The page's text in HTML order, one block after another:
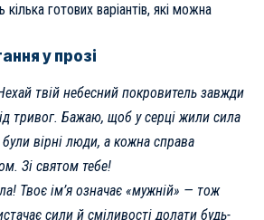
готових варіантів, які можна
у прозі
твій небесний покровитель завжди
тривог. Бажаю, щоб у серці жили сила
вірні люди, а кожна справа
Зі святом тебе!
Твоє ім’я означає «мужній» — тож
сили й сміливості долати будь-